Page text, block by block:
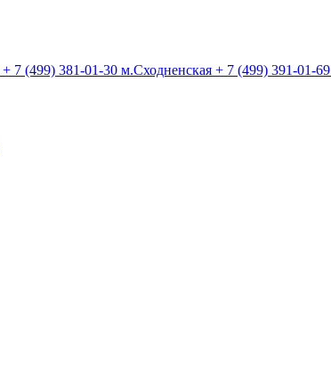
+ 7 (499) 381-01-30 м.Сходненская + 7 (499) 391-01-69